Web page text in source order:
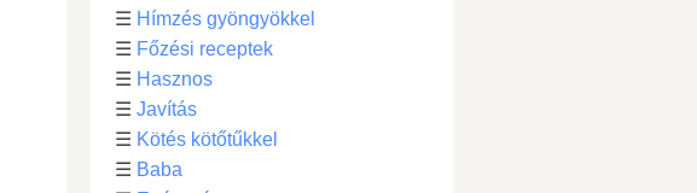
☰ Hímzés gyöngyökkel
☰ Főzési receptek
☰ Hasznos
☰ Javítás
☰ Kötés kötőtűkkel
☰ Baba